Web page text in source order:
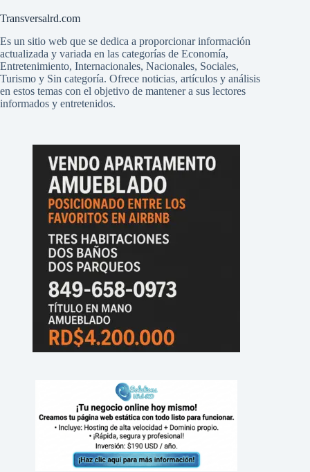
Transversalrd.com
Es un sitio web que se dedica a proporcionar información
actualizada y variada en las categorías de Economía,
Entretenimiento, Internacionales, Nacionales, Sociales,
Turismo y Sin categoría. Ofrece noticias, artículos y análisis
en estos temas con el objetivo de mantener a sus lectores
informados y entretenidos.